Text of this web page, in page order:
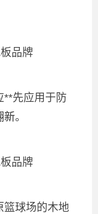
**先应用于防
新。
篮球场的木地